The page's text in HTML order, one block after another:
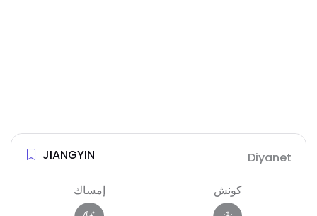
JIANGYIN Diyanet
إمساك كونش